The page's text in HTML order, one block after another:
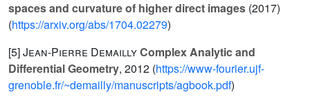
spaces and curvature of higher direct images (2017)
(https://arxiv.org/abs/1704.02279)
[5]Jean-Pierre DemaillyComplex Analytic and
Differential Geometry, 2012 (https://www-fourier.ujf-
grenoble.fr/~demailly/manuscripts/agbook.pdf)